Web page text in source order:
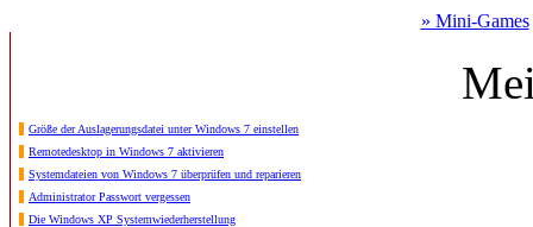
» Mini-Games
Größe der Auslagerungsdatei unter Windows 7 einstellen
Remotedesktop in Windows 7 aktivieren
Systemdateien von Windows 7 überprüfen und reparieren
Administrator Passwort vergessen
Die Windows XP Systemwiederherstellung